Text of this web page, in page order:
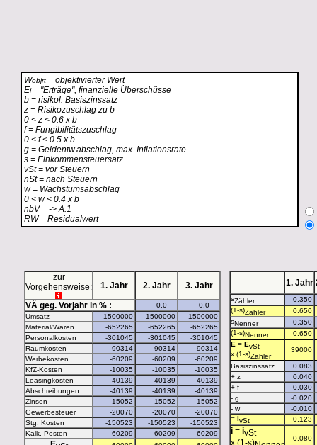
Wobjrt = objektivierter Wert
Ei= "Erträge", finanzielle Überschüsse
b = risikol. Basiszinssatz
z = Risikozuschlag zu b
0 < z < 0.6 x b
f = Fungibilitätszuschlag
0 < f < 0.5 x b
g = Geldentw.abschlag, max. Inflationsrate
s = Einkommensteuersatz
vSt = vor Steuern
nSt = nach Steuern
w = Wachstumsabschlag
0 < w < 0.4 x b
nbV = -> A.1
RW = Residualwert
zur
Vorgehensweise:
1. Jahr 2. Jahr
3. Jahr
VÄ geg. Vorjahr in % :
Umsatz
Material/Waren
Personalkosten
Raumkosten
Werbekosten
KfZ-Kosten
Leasingkosten
Abschreibungen
Zinsen
Gewerbesteuer
Stg. Kosten
Kalk. Posten
1. Jahr
sZähler
(1-s)Zähler
sNenner
(1-s)Nenner
E = EvSt
x (1-s)Zähler
Basiszinssatz
+ z
+ f
- g
- w
= ivSt
i = ivSt